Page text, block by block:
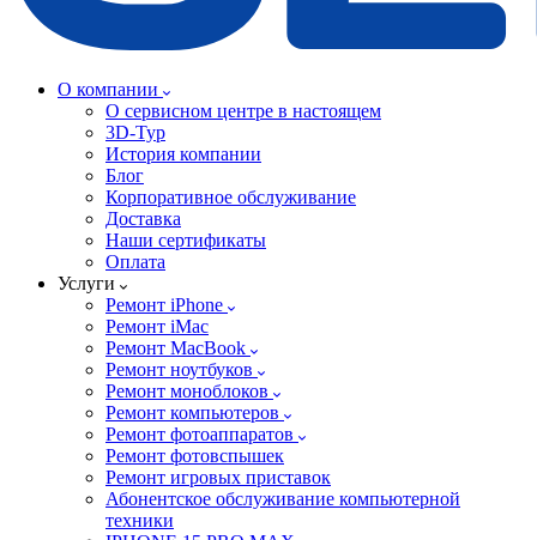
О компании
О сервисном центре в настоящем
3D-Тур
История компании
Блог
Корпоративное обслуживание
Доставка
Наши сертификаты
Оплата
Услуги
Ремонт iPhone
Ремонт iMac
Ремонт MacBook
Ремонт ноутбуков
Ремонт моноблоков
Ремонт компьютеров
Ремонт фотоаппаратов
Ремонт фотовспышек
Ремонт игровых приставок
Абонентское обслуживание компьютерной
техники